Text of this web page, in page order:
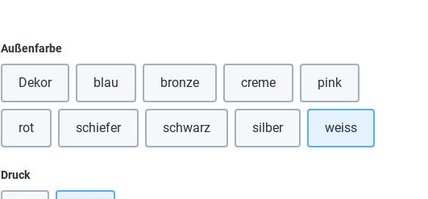
Außenfarbeauswählen
Dekor(Diese Option ist zurzeit nicht verfügbar.)
blau bronze(Diese Option ist zurzeit nicht verfügbar.)
creme pink
rot(Diese Option ist zurzeit nicht verfügbar.)
schiefer(Diese Option ist zurzeit nicht verfügbar.)
schwarz(Diese Option ist zurzeit nicht verfügbar.)
silber(Diese Option ist zurzeit nicht
weiss
Druckauswählen